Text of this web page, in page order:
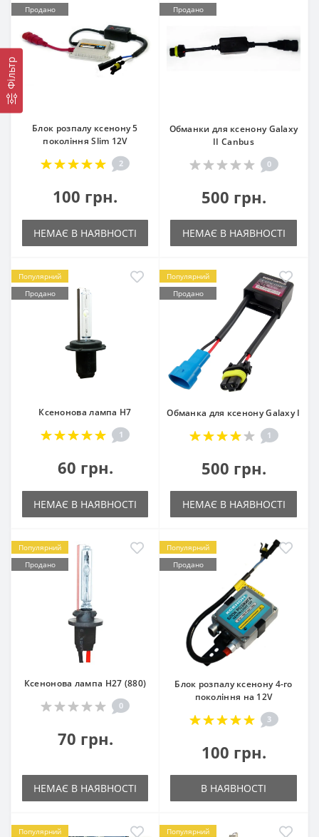
Фільтр
Продано
Блок розпалу ксенону 5
покоління Slim 12V
2
100 грн.
НЕМАЄ В НАЯВНОСТІ
Продано
Обманки для ксенону Galaxy
II Canbus
0
500 грн.
НЕМАЄ В НАЯВНОСТІ
Популярний
Продано
Ксенонова лампа H7
1
60 грн.
НЕМАЄ В НАЯВНОСТІ
Популярний
Продано
Обманка для ксенону Galaxy I
1
500 грн.
НЕМАЄ В НАЯВНОСТІ
Популярний
Продано
Ксенонова лампа H27 (880)
0
70 грн.
НЕМАЄ В НАЯВНОСТІ
Популярний
Продано
Блок розпалу ксенону 4-го
покоління на 12V
3
100 грн.
В НАЯВНОСТІ
Популярний
Популярний